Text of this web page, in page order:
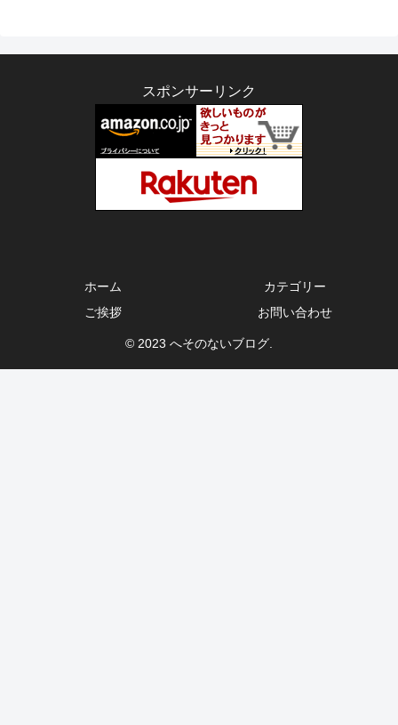
スポンサーリンク
ホーム
カテゴリー
ご挨拶
お問い合わせ
© 2023 へそのないブログ.